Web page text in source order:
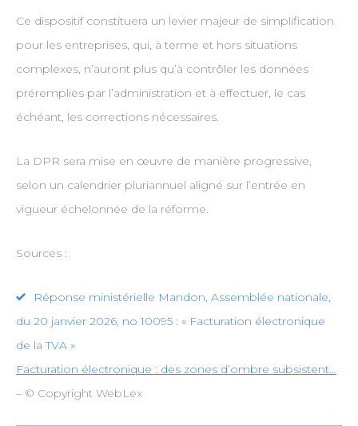
Ce dispositif constituera un levier majeur de simplification
pour les entreprises, qui, à terme et hors situations
complexes, n’auront plus qu’à contrôler les données
préremplies par l’administration et à effectuer, le cas
échéant, les corrections nécessaires.
La DPR sera mise en œuvre de manière progressive,
selon un calendrier pluriannuel aligné sur l’entrée en
vigueur échelonnée de la réforme.
Sources :
Réponse ministérielle Mandon, Assemblée nationale,
du 20 janvier 2026, no 10095 : « Facturation électronique
de la TVA »
Facturation électronique : des zones d’ombre subsistent…
– © Copyright WebLex